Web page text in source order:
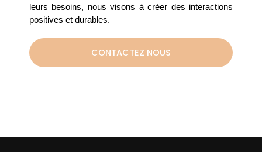
leurs besoins, nous visons à créer des interactions
positives et durables.
CONTACTEZ NOUS